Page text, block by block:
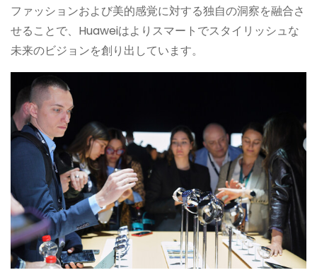
ファッションおよび美的感覚に対する独自の洞察を融合さ
せることで、Huaweiはよりスマートでスタイリッシュな
未来のビジョンを創り出しています。